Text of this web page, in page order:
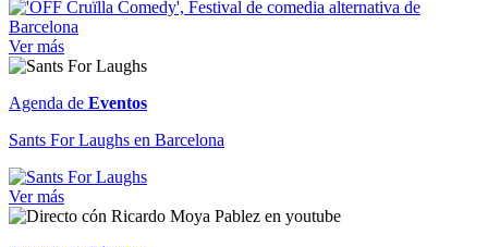
Ver más
Agenda de Eventos
Sants For Laughs en Barcelona
Ver más